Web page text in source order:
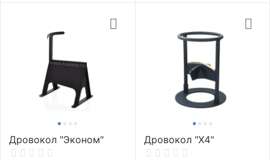
Дровокол "Эконом" Дровокол "X4"